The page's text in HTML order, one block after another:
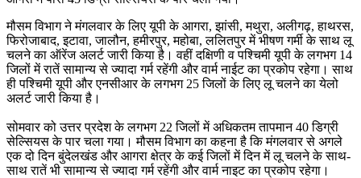
मौसम विभाग ने मंगलवार के लिए यूपी के आगरा, झांसी, मथुरा, अलीगढ़, हाथरस,
फिरोजाबाद, इटावा, जालौन, हमीरपुर, महोबा, ललितपुर में भीषण गर्मी के साथ लू
चलने का ऑरेंज अलर्ट जारी किया है। वहीं दक्षिणी व पश्चिमी यूपी के लगभग 14
जिलों में रातें सामान्य से ज्यादा गर्म रहेंगी और वार्म नाईट का प्रकोप रहेगा। साथ
ही पश्चिमी यूपी और एनसीआर के लगभग 25 जिलों के लिए लू चलने का येलो
अलर्ट जारी किया है।
सोमवार को उत्तर प्रदेश के लगभग 22 जिलों में अधिकतम तापमान 40 डिग्री
सेल्सियस के पार चला गया। मौसम विभाग का कहना है कि मंगलवार से अगले
एक दो दिन बुंदेलखंड और आगरा क्षेत्र के कई जिलों में दिन में लू चलने के साथ-
साथ रातें भी सामान्य से ज्यादा गर्म रहेंगी और वार्म नाइट का प्रकोप रहेगा।